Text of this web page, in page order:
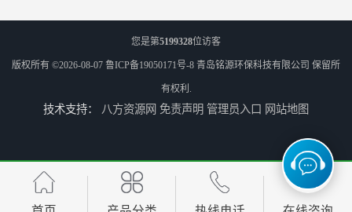
调蓄池冲洗阀给排水设备 节省水资源 提高工作效率
您是第5199328位访客
版权所有 ©2026-08-07 鲁ICP备19050171号-8 青岛铭源环保科技有限公司 保留所
有权利.
技术支持： 八方资源网 免责声明 管理员入口 网站地图